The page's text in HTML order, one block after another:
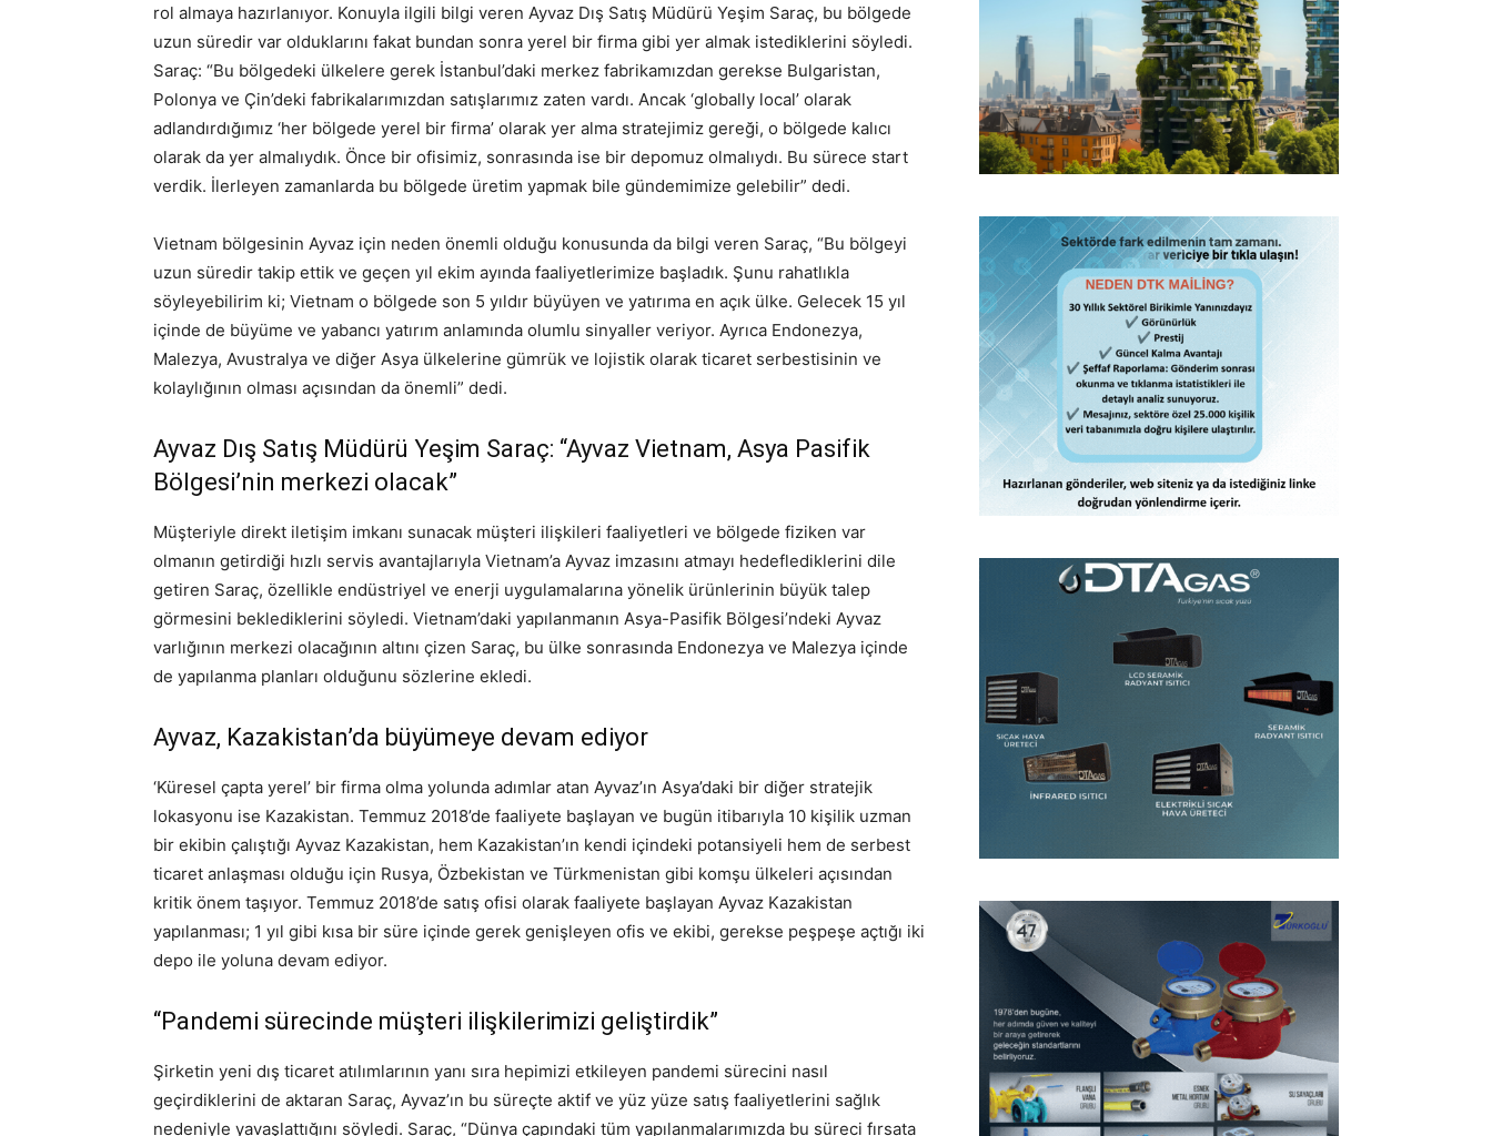
rol almaya hazırlanıyor. Konuyla ilgili bilgi veren Ayvaz Dış Satış Müdürü Yeşim Saraç, bu bölgede
uzun süredir var olduklarını fakat bundan sonra yerel bir firma gibi yer almak istediklerini söyledi.
Saraç: “Bu bölgedeki ülkelere gerek İstanbul’daki merkez fabrikamızdan gerekse Bulgaristan,
Polonya ve Çin’deki fabrikalarımızdan satışlarımız zaten vardı. Ancak ‘globally local’ olarak
adlandırdığımız ‘her bölgede yerel bir firma’ olarak yer alma stratejimiz gereği, o bölgede kalıcı
olarak da yer almalıydık. Önce bir ofisimiz, sonrasında ise bir depomuz olmalıydı. Bu sürece start
verdik. İlerleyen zamanlarda bu bölgede üretim yapmak bile gündemimize gelebilir” dedi.
Vietnam bölgesinin Ayvaz için neden önemli olduğu konusunda da bilgi veren Saraç, “Bu bölgeyi
uzun süredir takip ettik ve geçen yıl ekim ayında faaliyetlerimize başladık. Şunu rahatlıkla
söyleyebilirim ki; Vietnam o bölgede son 5 yıldır büyüyen ve yatırıma en açık ülke. Gelecek 15 yıl
içinde de büyüme ve yabancı yatırım anlamında olumlu sinyaller veriyor. Ayrıca Endonezya,
Malezya, Avustralya ve diğer Asya ülkelerine gümrük ve lojistik olarak ticaret serbestisinin ve
kolaylığının olması açısından da önemli” dedi.
Ayvaz Dış Satış Müdürü Yeşim Saraç: “Ayvaz Vietnam, Asya Pasifik
Bölgesi’nin merkezi olacak”
Müşteriyle direkt iletişim imkanı sunacak müşteri ilişkileri faaliyetleri ve bölgede fiziken var
olmanın getirdiği hızlı servis avantajlarıyla Vietnam’a Ayvaz imzasını atmayı hedeflediklerini dile
getiren Saraç, özellikle endüstriyel ve enerji uygulamalarına yönelik ürünlerinin büyük talep
görmesini beklediklerini söyledi. Vietnam’daki yapılanmanın Asya-Pasifik Bölgesi’ndeki Ayvaz
varlığının merkezi olacağının altını çizen Saraç, bu ülke sonrasında Endonezya ve Malezya içinde
de yapılanma planları olduğunu sözlerine ekledi.
Ayvaz, Kazakistan’da büyümeye devam ediyor
‘Küresel çapta yerel’ bir firma olma yolunda adımlar atan Ayvaz’ın Asya’daki bir diğer stratejik
lokasyonu ise Kazakistan. Temmuz 2018’de faaliyete başlayan ve bugün itibarıyla 10 kişilik uzman
bir ekibin çalıştığı Ayvaz Kazakistan, hem Kazakistan’ın kendi içindeki potansiyeli hem de serbest
ticaret anlaşması olduğu için Rusya, Özbekistan ve Türkmenistan gibi komşu ülkeleri açısından
kritik önem taşıyor. Temmuz 2018’de satış ofisi olarak faaliyete başlayan Ayvaz Kazakistan
yapılanması; 1 yıl gibi kısa bir süre içinde gerek genişleyen ofis ve ekibi, gerekse peşpeşe açtığı iki
depo ile yoluna devam ediyor.
“Pandemi sürecinde müşteri ilişkilerimizi geliştirdik”
Şirketin yeni dış ticaret atılımlarının yanı sıra hepimizi etkileyen pandemi sürecini nasıl
geçirdiklerini de aktaran Saraç, Ayvaz’ın bu süreçte aktif ve yüz yüze satış faaliyetlerini sağlık
nedeniyle yavaşlattığını söyledi. Saraç, “Dünya çapındaki tüm yapılanmalarımızda bu süreci fırsata